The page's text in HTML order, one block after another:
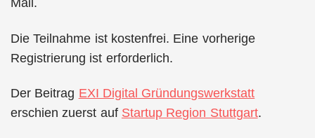
Mail.
Die Teilnahme ist kostenfrei. Eine vorherige
Registrierung ist erforderlich.
Der Beitrag EXI Digital Gründungswerkstatt
erschien zuerst auf Startup Region Stuttgart.